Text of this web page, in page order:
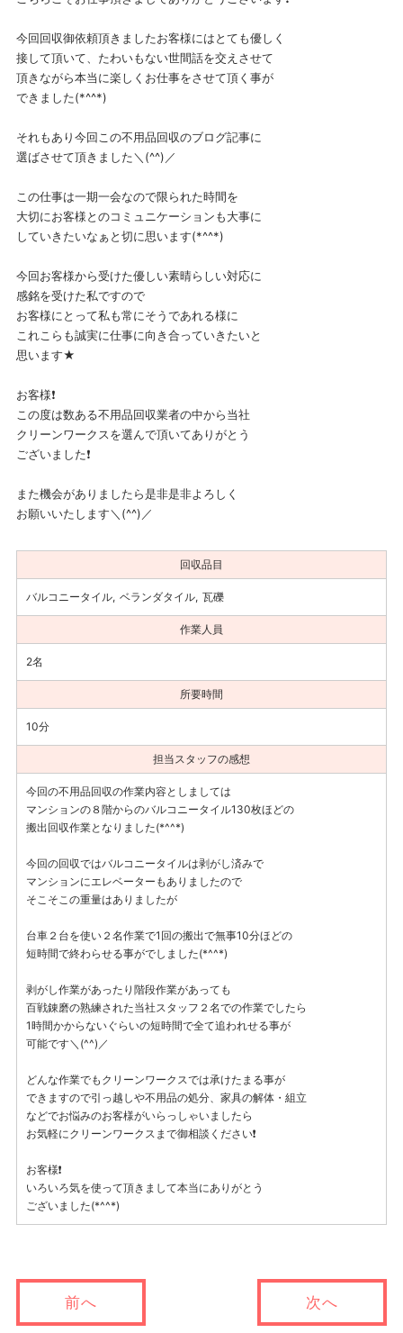
今回回収御依頼頂きましたお客様にはとても優しく
接して頂いて、たわいもない世間話を交えさせて
頂きながら本当に楽しくお仕事をさせて頂く事が
できました(*^^*)
それもあり今回この不用品回収のブログ記事に
選ばさせて頂きました＼(^^)／
この仕事は一期一会なので限られた時間を
大切にお客様とのコミュニケーションも大事に
していきたいなぁと切に思います(*^^*)
今回お客様から受けた優しい素晴らしい対応に
感銘を受けた私ですので
お客様にとって私も常にそうであれる様に
これこらも誠実に仕事に向き合っていきたいと
思います★
お客様❗
この度は数ある不用品回収業者の中から当社
クリーンワークスを選んで頂いてありがとう
ございました❗
また機会がありましたら是非是非よろしく
お願いいたします＼(^^)／
回収品目
バルコニータイル ベランダタイル 瓦礫
作業人員
2名
所要時間
10分
担当スタッフの感想
今回の不用品回収の作業内容としましては
マンションの８階からのバルコニータイル130枚ほどの
搬出回収作業となりました(*^^*)
今回の回収ではバルコニータイルは剥がし済みで
マンションにエレベーターもありましたので
そこそこの重量はありましたが
台車２台を使い２名作業で1回の搬出で無事10分ほどの
短時間で終わらせる事がでしました(*^^*)
剥がし作業があったり階段作業があっても
百戦錬磨の熟練された当社スタッフ２名での作業でしたら
1時間かからないぐらいの短時間で全て追われせる事が
可能です＼(^^)／
どんな作業でもクリーンワークスでは承けたまる事が
できますので引っ越しや不用品の処分、家具の解体・組立
などでお悩みのお客様がいらっしゃいましたら
お気軽にクリーンワークスまで御相談ください❗
お客様❗
いろいろ気を使って頂きまして本当にありがとう
ございました(*^^*)
前へ 次へ